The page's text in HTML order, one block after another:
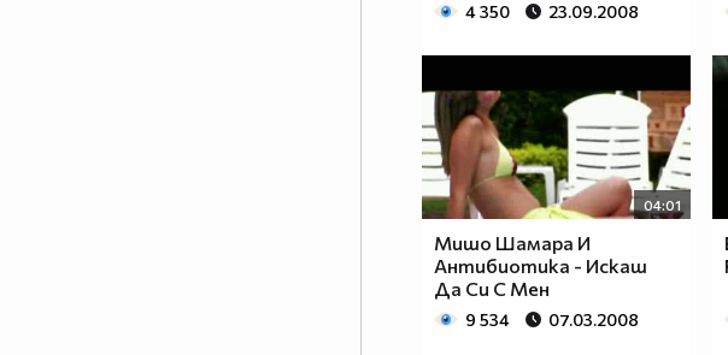
4 350 23.09.2008
04:01
Мишо Шамара И
Антибиотика - Искаш
Да Си С Мен
9 534 07.03.2008